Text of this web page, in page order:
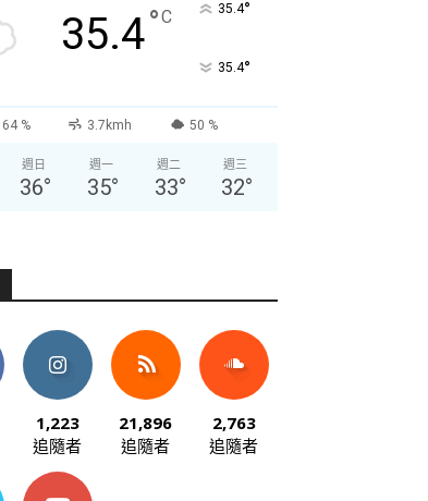
35.4°C 35.4°
35.4°
64 % 3.7kmh 50 %
週日
36°
週一
35°
週二
33°
週三
32°
1,223
追隨者
21,896
追隨者
2,763
追隨者